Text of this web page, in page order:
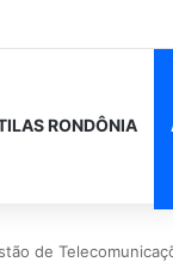
RONDÔNIA
de